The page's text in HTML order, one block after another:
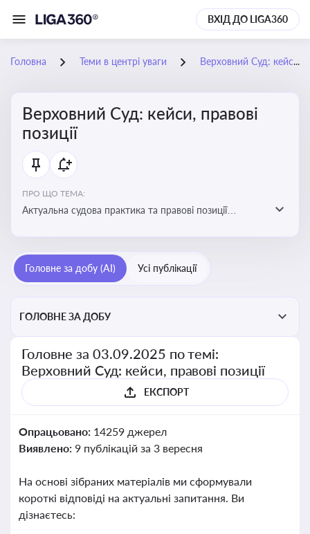
ВХІД ДО LIGA360
Головна Теми в центрі уваги Верховний Суд: кейси, правові позиції
Верховний Суд: кейси, правові
позиції
ПРО ЩО ТЕМА:
Актуальна судова практика та правові позиції
Головне за добу (AI) Усі публікації
ГОЛОВНЕ ЗА ДОБУ
Головне за 03.09.2025 по темі:
Верховний Суд: кейси, правові позиції
ЕКСПОРТ
Опрацьовано: 14259 джерел
Виявлено: 9 публікацій за 3 вересня
На основі зібраних матеріалів ми сформували
короткі відповіді на актуальні запитання. Ви
дізнаєтесь: